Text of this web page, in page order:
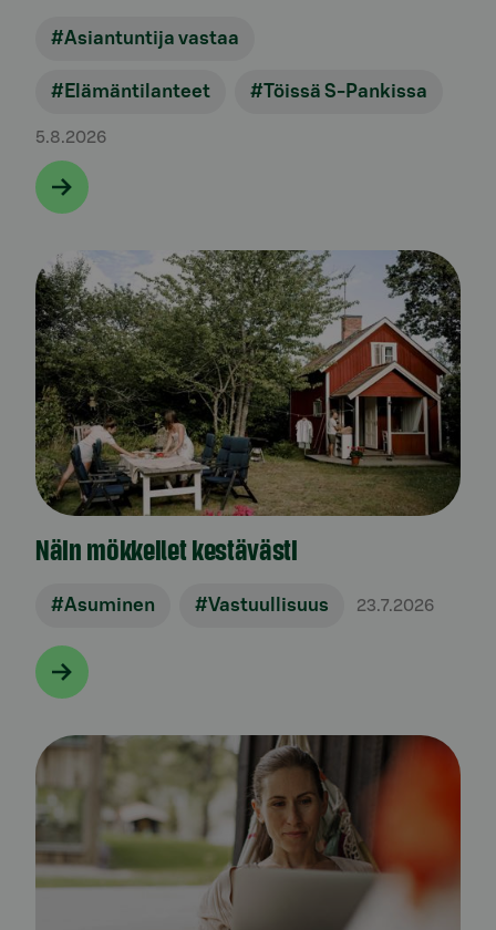
#Asiantuntija vastaa
#Elämäntilanteet #Töissä S-Pankissa
5.8.2026
Näin mökkeilet kestävästi
#Asuminen #Vastuullisuus 23.7.2026